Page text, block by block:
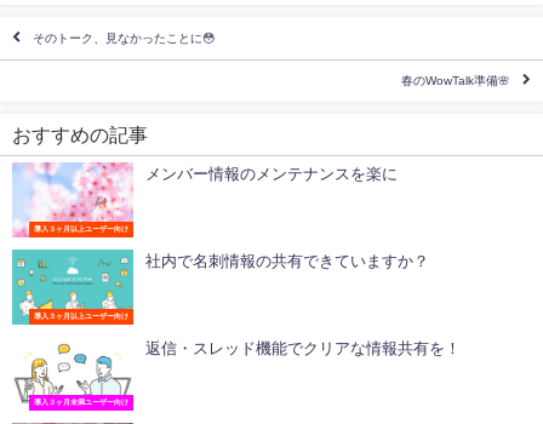
そのトーク、見なかったことに😳
春のWowTalk準備🌸
おすすめの記事
導入３ヶ月以上ユーザー向け
メンバー情報のメンテナンスを楽に
導入３ヶ月以上ユーザー向け
社内で名刺情報の共有できていますか？
導入３ヶ月未満ユーザー向け
返信・スレッド機能でクリアな情報共有を！